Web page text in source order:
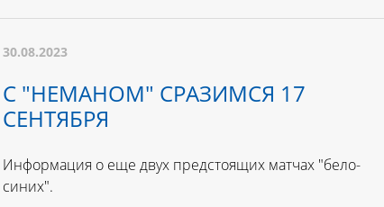
30.08.2023
С "НЕМАНОМ" СРАЗИМСЯ 17
СЕНТЯБРЯ
Информация о еще двух предстоящих матчах "бело-
синих".